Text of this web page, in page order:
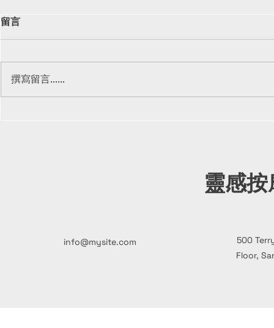
留言
撰寫留言......
靈感
info@mysite.com
500
Floor,